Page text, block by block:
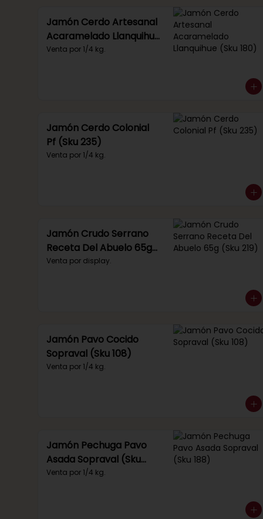
Jamón Cerdo Artesanal
Acaramelado Llanquihue
(Sku 180)
Venta por 1/4 kg.
Jamón Cerdo Colonial
Pf (Sku 235)
Venta por 1/4 kg.
Jamón Crudo Serrano
Receta Del Abuelo 65g
(Sku 219)
Venta por display.
Jamón Pavo Cocido
Sopraval (Sku 108)
Venta por 1/4 kg.
Jamón Pechuga Pavo
Asada Sopraval (Sku
188)
Venta por 1/4 kg.